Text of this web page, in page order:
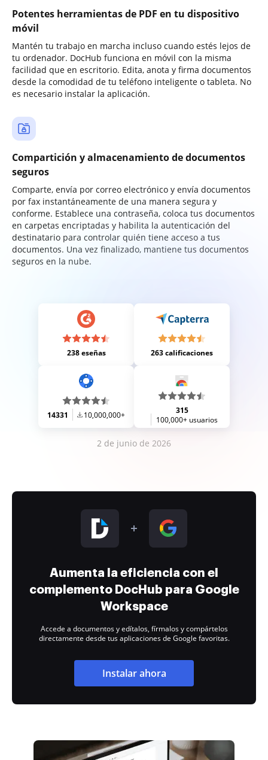
Potentes herramientas de PDF en tu dispositivo
móvil
Mantén tu trabajo en marcha incluso cuando estés lejos de
tu ordenador. DocHub funciona en móvil con la misma
facilidad que en escritorio. Edita, anota y firma documentos
desde la comodidad de tu teléfono inteligente o tableta. No
es necesario instalar la aplicación.
Compartición y almacenamiento de documentos
seguros
Comparte, envía por correo electrónico y envía documentos
por fax instantáneamente de una manera segura y
conforme. Establece una contraseña, coloca tus documentos
en carpetas encriptadas y habilita la autenticación del
destinatario para controlar quién tiene acceso a tus
documentos. Una vez finalizado, mantiene tus documentos
seguros en la nube.
238 eseñas 263 calificaciones
14331 10,000,000+
315
100,000+ usuarios
2 de junio de 2026
Aumenta la eficiencia con el
complemento DocHub para Google
Workspace
Accede a documentos y edítalos, fírmalos y compártelos
directamente desde tus aplicaciones de Google favoritas.
Instalar ahora